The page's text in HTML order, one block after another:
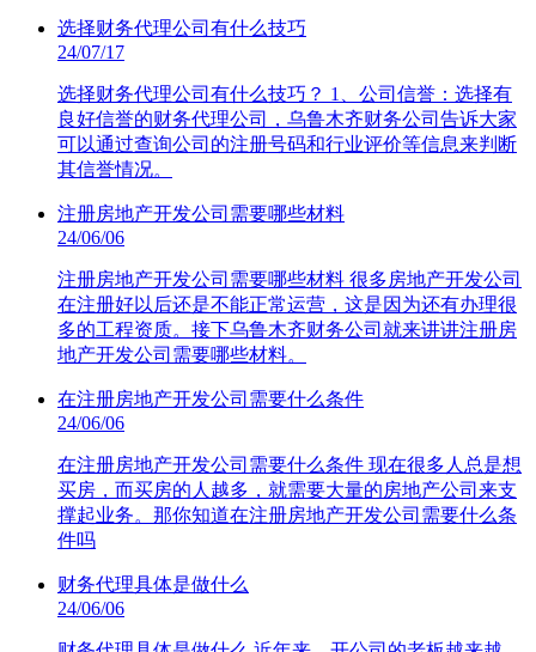
选择财务代理公司有什么技巧
24/07/17
选择财务代理公司有什么技巧？ 1、公司信誉：选择有
良好信誉的财务代理公司，乌鲁木齐财务公司告诉大家
可以通过查询公司的注册号码和行业评价等信息来判断
其信誉情况。
注册房地产开发公司需要哪些材料
24/06/06
注册房地产开发公司需要哪些材料 很多房地产开发公司
在注册好以后还是不能正常运营，这是因为还有办理很
多的工程资质。接下乌鲁木齐财务公司就来讲讲注册房
地产开发公司需要哪些材料。
在注册房地产开发公司需要什么条件
24/06/06
在注册房地产开发公司需要什么条件 现在很多人总是想
买房，而买房的人越多，就需要大量的房地产公司来支
撑起业务。那你知道在注册房地产开发公司需要什么条
件吗
财务代理具体是做什么
24/06/06